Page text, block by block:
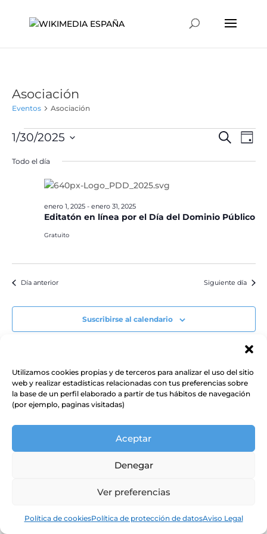
Utilizamos cookies propias y de terceros para analizar el uso del sitio
web y realizar estadísticas relacionadas con tus preferencias sobre
la base de un perfil elaborado a partir de tus hábitos de navegación
(por ejemplo, paginas visitadas)
Aceptar
Denegar
Ver preferencias
Política de cookiesPolítica de protección de datosAviso Legal
Asociación
Eventos Asociación
Eventos
enero
de
Buscar
de
Día
1/30/2025
la
Todo el día
Editatón en línea por el Día del Dominio Público
enero 1, 2025- enero 31, 2025
Gratuito
Día anterior Siguiente día
Suscribirse al calendario